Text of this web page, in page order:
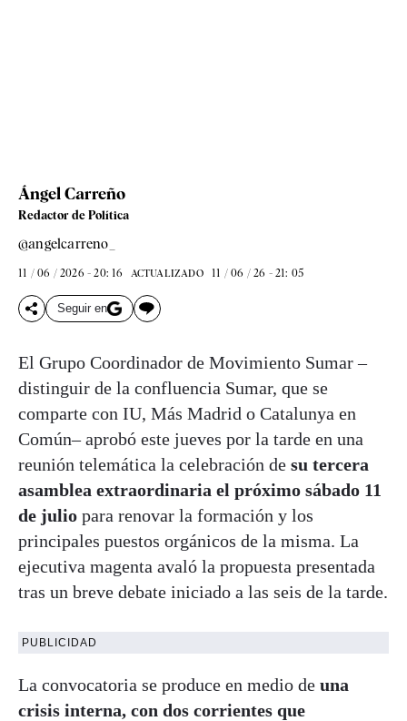
Ángel Carreño
Redactor de Política
@angelcarreno_
11 / 06 / 2026 - 20: 16 ACTUALIZADO 11 / 06 / 26 - 21: 05
Seguir en
El Grupo Coordinador de Movimiento Sumar –
distinguir de la confluencia Sumar, que se
comparte con IU, Más Madrid o Catalunya en
Común– aprobó este jueves por la tarde en una
reunión telemática la celebración de su tercera
asamblea extraordinaria el próximo sábado 11
de julio para renovar la formación y los
principales puestos orgánicos de la misma. La
ejecutiva magenta avaló la propuesta presentada
tras un breve debate iniciado a las seis de la tarde.
PUBLICIDAD
La convocatoria se produce en medio de una
crisis interna, con dos corrientes que